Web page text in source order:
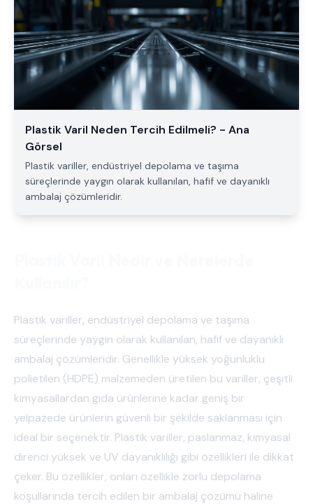
Plastik Varil Neden Tercih Edilmeli? - Ana
Görsel
Plastik variller, endüstriyel depolama ve taşıma
süreçlerinde yaygın olarak kullanılan, hafif ve dayanıklı
ambalaj çözümleridir.
Plastik variller, endüstriyel depolama ve taşıma
süreçlerinde yaygın olarak kullanılan, hafif ve dayanıklı
ambalaj çözümleridir. Genellikle yüksek yoğunluklu
polietilen (HDPE) malzemeden üretilen bu variller, çeşitli
kimyasallardan gıda ürünlerine kadar geniş bir
yelpazede ürünlerin güvenli bir şekilde saklanması için
ideal bir seçenektir. Plastik variller, paslanmaz, kimyasal
direnci yüksek ve UV dayanıklılığı gibi özellikleri ile dikkat
çeker. Bu özellikler, onları özellikle zorlu depolama
koşullarında tercih edilen bir ambalaj çözümü haline